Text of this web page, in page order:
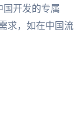
国开发的专属
求，如在中国流